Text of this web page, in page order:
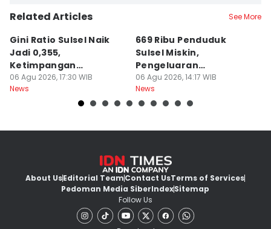
Related Articles See More
Gini Ratio Sulsel Naik
Jadi 0,355,
Ketimpangan
Perdesaan Meningkat
06 Agu 2026, 17:30 WIB
News
669 Ribu Penduduk
Sulsel Miskin,
Pengeluaran
Terbesarnya Rokok
06 Agu 2026, 14:17 WIB
News
About UsEditorial TeamContact UsTerms of Services
Pedoman Media SiberIndexSitemap
Follow Us